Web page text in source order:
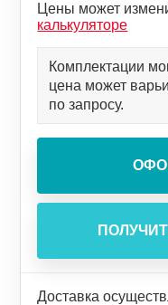
Цены может
калькуляторе
Комплектации
цена может
по запросу.
Доставка